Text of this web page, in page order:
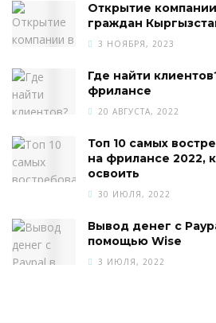
Открытие
граждан
3 НОЯБРЯ, 2023
Где найти
фрилансе
20 АВГУСТА, 2022
Топ 10 самых
на фрилансе 2022,
освоить
30 ИЮЛЯ, 2022
Вывод денег с
помощью Wise
3 ИЮЛЯ, 2022